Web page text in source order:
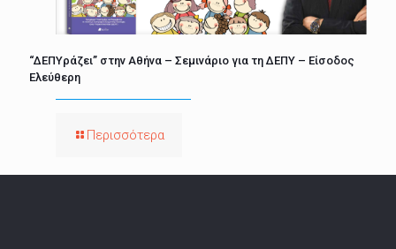
“ΔΕΠΥράζει” στην Αθήνα – Σεμινάριο για τη ΔΕΠΥ – Είσοδος
Ελεύθερη
Περισσότερα